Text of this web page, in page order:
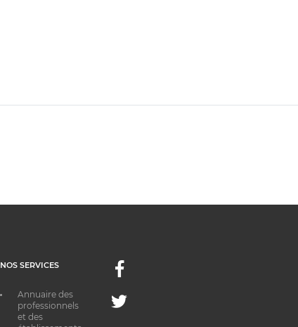
NOS SERVICES
Annuaire des
professionnels
et des
Facebook
Twitter